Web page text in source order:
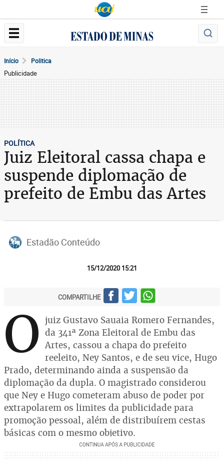
Início Politica
Publicidade
POLÍTICA
Juiz Eleitoral cassa chapa e
suspende diplomação de
prefeito de Embu das Artes
Estadão Conteúdo
15/12/2020 15:21
COMPARTILHE
O juiz Gustavo Sauaia Romero Fernandes,
da 341ª Zona Eleitoral de Embu das
Artes, cassou a chapa do prefeito
reeleito, Ney Santos, e de seu vice, Hugo
Prado, determinando ainda a suspensão da
diplomação da dupla. O magistrado considerou
que Ney e Hugo cometeram abuso de poder por
extrapolarem os limites da publicidade para
promoção pessoal, além de distribuírem cestas
básicas com o mesmo objetivo.